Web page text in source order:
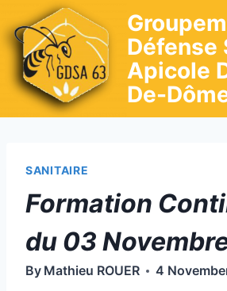
to
content
Défense
Apicole
De-
SANITAIRE
Formation
du 03
By Mathieu ROUER 4